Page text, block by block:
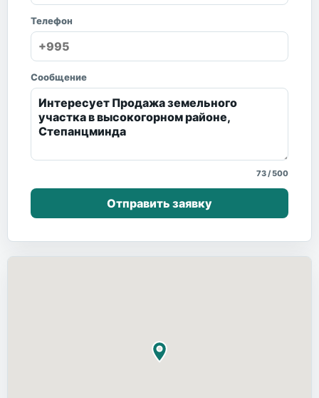
Телефон
Сообщение
73/500
Отправить заявку